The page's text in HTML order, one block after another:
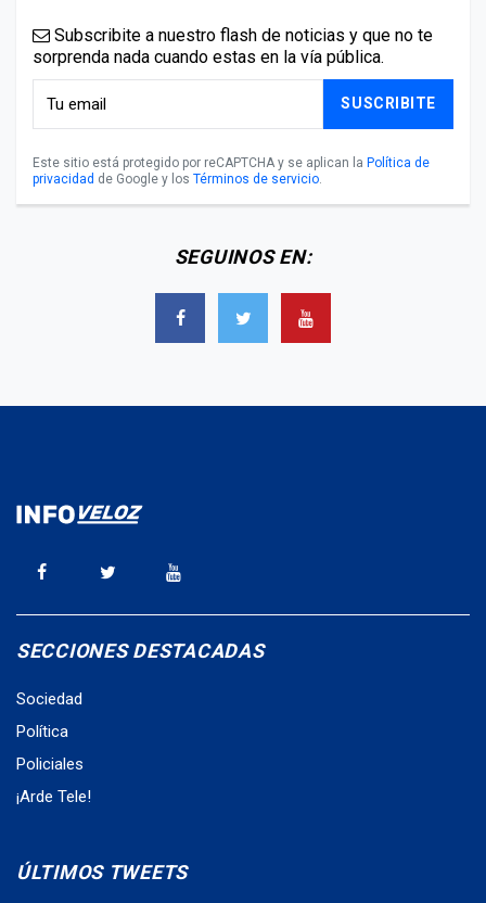
Subscribite a nuestro flash de noticias y que no te
sorprenda nada cuando estas en la vía pública.
SUSCRIBITE
Este sitio está protegido por reCAPTCHA y se aplican la Política de
privacidad de Google y los Términos de servicio.
SEGUINOS EN:
SECCIONES DESTACADAS
Sociedad
Política
Policiales
¡Arde Tele!
ÚLTIMOS TWEETS